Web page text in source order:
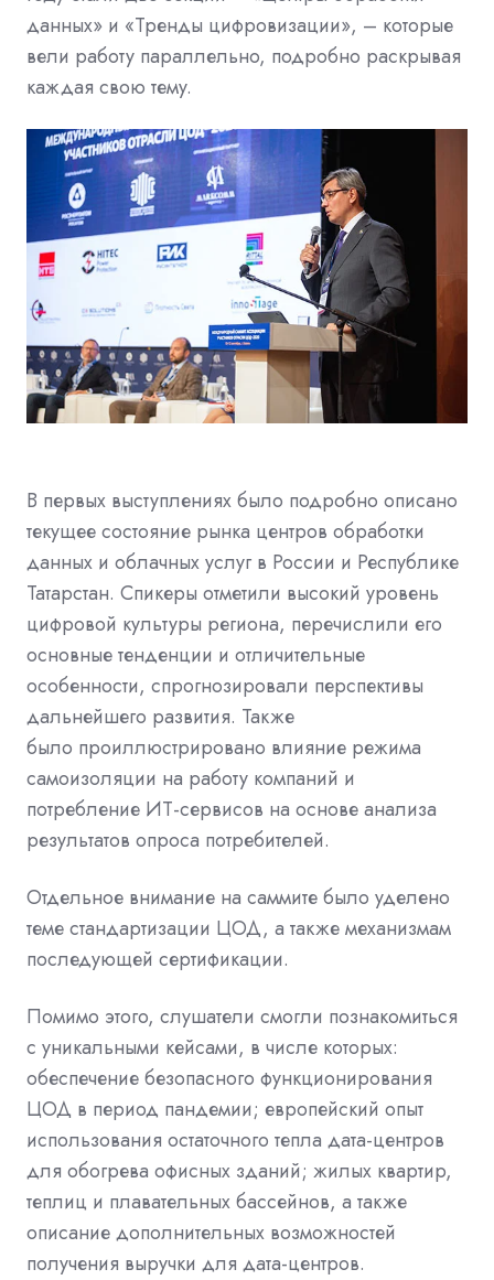
данных» и «Тренды цифровизации», – которые
вели работу параллельно, подробно раскрывая
каждая свою тему.
В первых выступлениях было подробно описано
текущее состояние рынка центров обработки
данных и облачных услуг в России и Республике
Татарстан. Спикеры отметили высокий уровень
цифровой культуры региона, перечислили его
основные тенденции и отличительные
особенности, спрогнозировали перспективы
дальнейшего развития. Также
было проиллюстрировано влияние режима
самоизоляции на работу компаний и
потребление ИТ-сервисов на основе анализа
результатов опроса потребителей.
Отдельное внимание на саммите было уделено
теме стандартизации ЦОД, а также механизмам
последующей сертификации.
Помимо этого, слушатели смогли познакомиться
с уникальными кейсами, в числе которых:
обеспечение безопасного функционирования
ЦОД в период пандемии; европейский опыт
использования остаточного тепла дата-центров
для обогрева офисных зданий; жилых квартир,
теплиц и плавательных бассейнов, а также
описание дополнительных возможностей
получения выручки для дата-центров.